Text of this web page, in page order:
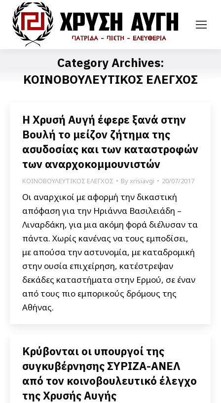
Category Archives:
ΚΟΙΝΟΒΟΥΛΕΥΤΙΚΟΣ ΕΛΕΓΧΟΣ
Η Χρυσή Αυγή έφερε ξανά στην
Βουλή το μείζον ζήτημα της
ασυδοσίας και των καταστροφών
των αναρχοκομμουνιστών
ΚΟΙΝΟΒΟΥΛΕΥΤΙΚΟΣ ΕΛΕΓΧΟΣ Byxrisiavgi 20/07/2017
Οι αναρχικοί με αφορμή την δικαστική
απόφαση για την Ηριάννα Βασιλειάδη –
Λιναρδάκη, για μια ακόμη φορά διέλυσαν τα
πάντα. Χωρίς κανένας να τους εμποδίσει,
με απούσα την αστυνομία, με καταδρομική
στην ουσία επιχείρηση, κατέστρεψαν
δεκάδες καταστήματα στην Ερμού, σε έναν
από τους πιο εμπορικούς δρόμους της
Αθήνας.
Κρύβονται οι υπουργοί της
συγκυβέρνησης ΣΥΡΙΖΑ-ΑΝΕΛ
από τον κοινοβουλευτικό έλεγχο
της Χρυσής Αυγής